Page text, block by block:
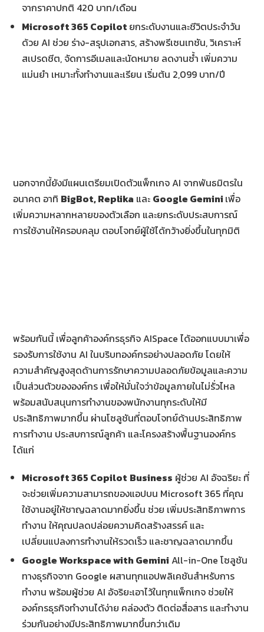
จากราคาปกติ 420 บาท/เดือน
Microsoft 365 Copilot ยกระดับงานและชีวิตประจำวัน
ด้วย AI ช่วย ร่าง-สรุปเอกสาร, สร้างพรีเซนเทชัน, วิเคราะห์
สเปรดชีต, จัดการอีเมลและนัดหมาย ลดงานซ้ำ เพิ่มความ
แม่นยำ เหมาะทั้งทำงานและเรียน เริ่มต้น 2,099 บาท/ปี
นอกจากนี้ยังมีแผนเตรียมเปิดตัวแพ็กเกจ AI จากพันธมิตรใน
อนาคต อาทิ BigBot, Replika และ Google Gemini เพื่อ
เพิ่มความหลากหลายของตัวเลือก และยกระดับประสบการณ์
การใช้งานให้ครอบคลุม ตอบโจทย์ผู้ใช้ได้กว้างยิ่งขึ้นในทุกมิติ
พร้อมกันนี้ เพื่อลูกค้าองค์กรธุรกิจ AISpace ได้ออกแบบมาเพื่อ
รองรับการใช้งาน AI ในบริบทองค์กรอย่างปลอดภัย โดยให้
ความสำคัญสูงสุดด้านการรักษาความปลอดภัยข้อมูลและความ
เป็นส่วนตัวขององค์กร เพื่อให้มั่นใจว่าข้อมูลภายในไม่รั่วไหล
พร้อมสนับสนุนการทำงานของพนักงานทุกระดับให้มี
ประสิทธิภาพมากขึ้น ผ่านโซลูชันที่ตอบโจทย์ด้านประสิทธิภาพ
การทำงาน ประสบการณ์ลูกค้า และโครงสร้างพื้นฐานองค์กร
ได้แก่
Microsoft 365 Copilot Business ผู้ช่วย AI อัจฉริยะ ที่
จะช่วยเพิ่มความสามารถของแอปบน Microsoft 365 ที่คุณ
ใช้งานอยู่ให้ชาญฉลาดมากยิ่งขึ้น ช่วย เพิ่มประสิทธิภาพการ
ทำงาน ให้คุณปลดปล่อยความคิดสร้างสรรค์ และ
เปลี่ยนแปลงการทำงานให้รวดเร็ว และชาญฉลาดมากขึ้น
Google Workspace with Gemini All-in-One โซลูชัน
ทางธุรกิจจาก Google ผสานทุกแอปพลิเคชันสำหรับการ
ทำงาน พร้อมผู้ช่วย AI อัจริยะเอาไว้ในทุกแพ็กเกจ ช่วยให้
องค์กรธุรกิจทำงานได้ง่าย คล่องตัว ติดต่อสื่อสาร และทำงาน
ร่วมกันอย่างมีประสิทธิภาพมากขึ้นกว่าเดิม